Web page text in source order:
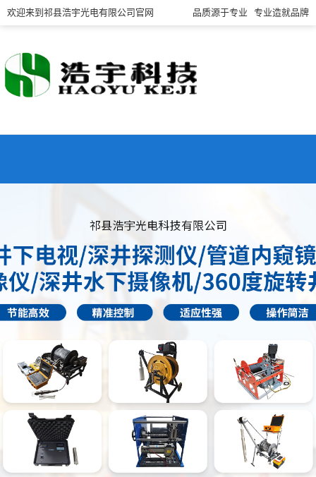
欢迎来到祁县浩宇光电有限公司官网 品质源于专业 专业造就品牌